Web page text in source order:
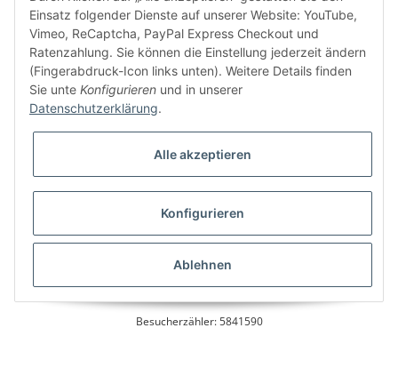
Bitte senden Sie mir entsprechend IhrerDatenschutzerklärungregelmäßig und
jederzeit widerruflich Informationen zu Ihrem Produktsortiment per E-Mail zu.
* Alle Preise inkl. gesetzlicher USt., zzgl.
Besucherzähler: 5841590
Einsatz folgender Dienste auf unserer Website: YouTube,
Vimeo, ReCaptcha, PayPal Express Checkout und
Ratenzahlung. Sie können die Einstellung jederzeit ändern
(Fingerabdruck-Icon links unten). Weitere Details finden
Sie unte Konfigurieren und in unserer
Datenschutzerklärung.
Alle akzeptieren
Konfigurieren
Ablehnen